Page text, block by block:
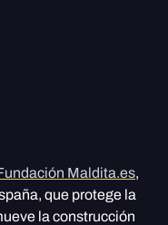
Maldita.es,
que protege la
la construcción